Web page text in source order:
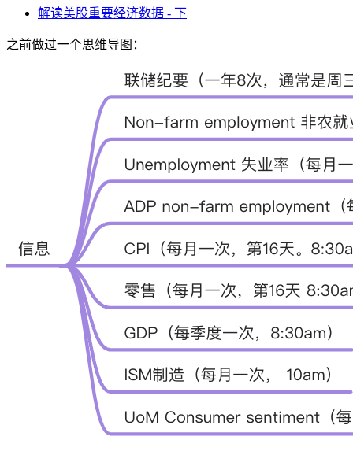
解读美股重要经济数据 - 下
之前做过一个思维导图：